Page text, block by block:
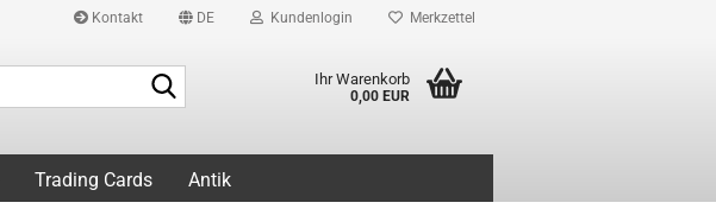
Kontakt DE Kundenlogin Merkzettel
Ihr Warenkorb
0,00 EUR
Trading Cards Antik